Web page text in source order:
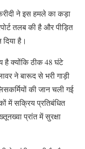
ने इस हमले का कड़ा
तलब की है और पीड़ित
है।
है क्योंकि ठीक 48 घंटे
ने बारूद से भरी गाड़ी
की जान चली गई
में सक्रिय प्रतिबंधित
प्रांत में सुरक्षा